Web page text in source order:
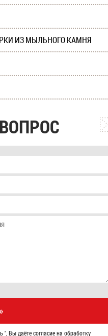
ИЗ МЫЛЬНОГО КАМНЯ
Вы даёте согласие на обработку